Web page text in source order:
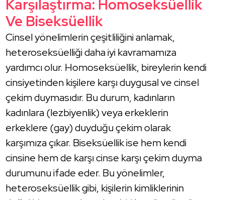
Karşılaştırma: Homoseksüellik
Ve Biseksüellik
Cinsel yönelimlerin çeşitliliğini anlamak,
heteroseksüelliği daha iyi kavramamıza
yardımcı olur. Homoseksüellik, bireylerin kendi
cinsiyetinden kişilere karşı duygusal ve cinsel
çekim duymasıdır. Bu durum, kadınların
kadınlara (lezbiyenlik) veya erkeklerin
erkeklere (gay) duyduğu çekim olarak
karşımıza çıkar. Biseksüellik ise hem kendi
cinsine hem de karşı cinse karşı çekim duyma
durumunu ifade eder. Bu yönelimler,
heteroseksüellik gibi, kişilerin kimliklerinin